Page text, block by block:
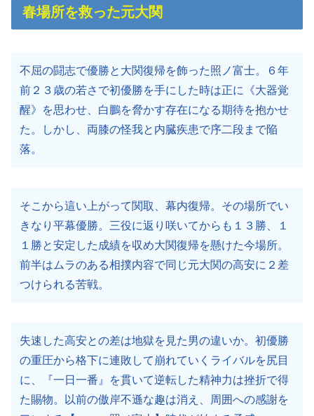
春場所を救った元大関
不屈の闘志で優勝と大関復帰を飾った照ノ富士。６年
前２３歳の若さで初優勝を手にした時は正に《大器覚
醒》を思わせ、白鵬を脅かす存在になる期待を抱かせ
た。しかし、両膝の怪我と内臓疾患で序二段まで陥
落。
そこから這い上がって関取、幕内復帰。その場所でい
きなり平幕優勝。三役に返り咲いてからも１３勝、１
１勝と安定した成績を収め大関復帰を懸けた今場所。
前半はムラのある相撲内容で同じ元大関の高安に２差
つけられる苦戦。
失速した高安との差は地獄を見た男の違いか。初優勝
の重圧から格下に連敗して崩れていくライバルを尻目
に、『一日一番』を貫いて逆転した精神力は挫折で得
た賜物。以前の傲岸不遜な趣は消え、周囲への感謝を